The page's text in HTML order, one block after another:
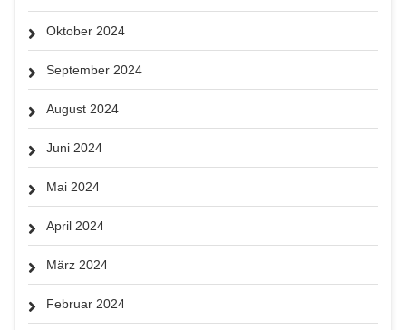
Oktober 2024
September 2024
August 2024
Juni 2024
Mai 2024
April 2024
März 2024
Februar 2024